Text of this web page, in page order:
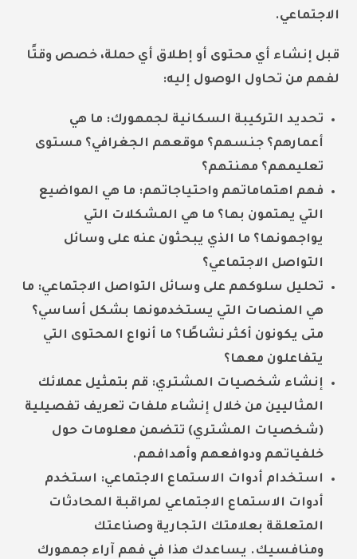
الاجتماعي.
قبل إنشاء أي محتوى أو إطلاق أي حملة، خصص وقتًا
لفهم من تحاول الوصول إليه:
تحديد التركيبة السكانية لجمهورك: ما هي
أعمارهم؟ جنسهم؟ موقعهم الجغرافي؟ مستوى
تعليمهم؟ مهنتهم؟
فهم اهتماماتهم واحتياجاتهم: ما هي المواضيع
التي يهتمون بها؟ ما هي المشكلات التي
يواجهونها؟ ما الذي يبحثون عنه على وسائل
التواصل الاجتماعي؟
تحليل سلوكهم على وسائل التواصل الاجتماعي: ما
هي المنصات التي يستخدمونها بشكل أساسي؟
متى يكونون أكثر نشاطًا؟ ما أنواع المحتوى التي
يتفاعلون معها؟
إنشاء شخصيات المشتري: قم بتمثيل عملائك
المثاليين من خلال إنشاء ملفات تعريف تفصيلية
(شخصيات المشتري) تتضمن معلومات حول
خلفياتهم ودوافعهم وأهدافهم.
استخدام أدوات الاستماع الاجتماعي: استخدم
أدوات الاستماع الاجتماعي لمراقبة المحادثات
المتعلقة بعلامتك التجارية وصناعتك
ومنافسيك. يساعدك هذا في فهم آراء جمهورك